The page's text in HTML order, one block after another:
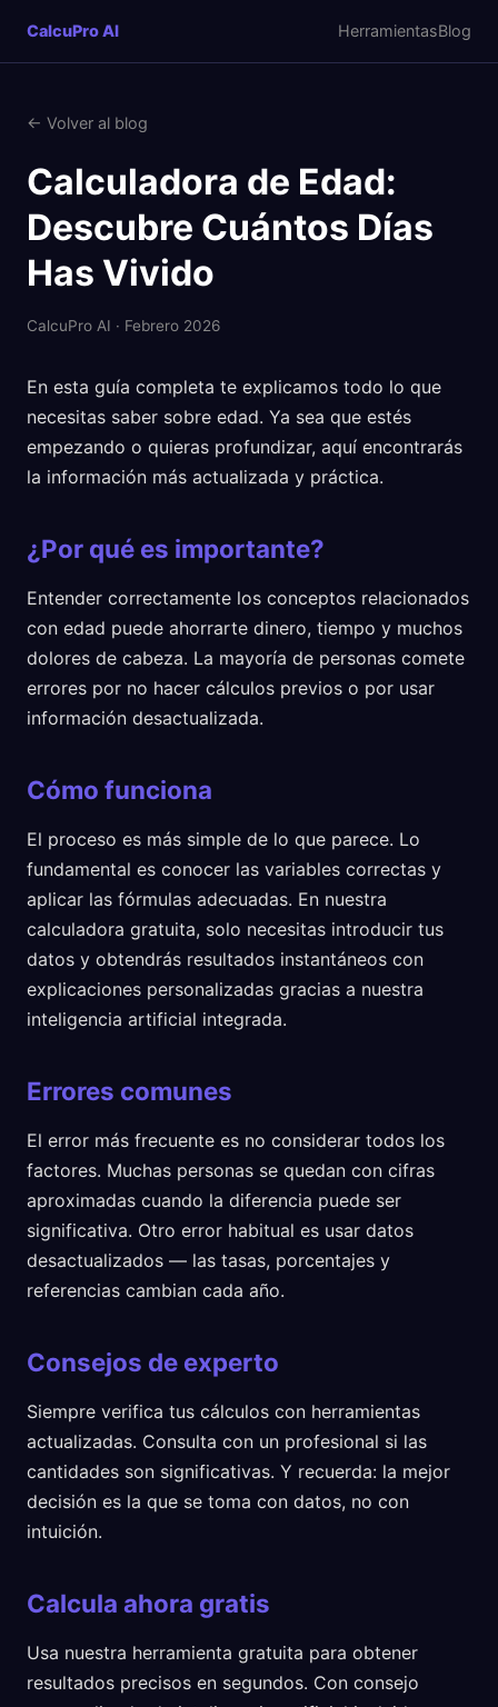
CalcuPro AI HerramientasBlog
← Volver al blog
Calculadora de Edad:
Descubre Cuántos Días
Has Vivido
CalcuPro AI · Febrero 2026
En esta guía completa te explicamos todo lo que
necesitas saber sobre edad. Ya sea que estés
empezando o quieras profundizar, aquí encontrarás
la información más actualizada y práctica.
¿Por qué es importante?
Entender correctamente los conceptos relacionados
con edad puede ahorrarte dinero, tiempo y muchos
dolores de cabeza. La mayoría de personas comete
errores por no hacer cálculos previos o por usar
información desactualizada.
Cómo funciona
El proceso es más simple de lo que parece. Lo
fundamental es conocer las variables correctas y
aplicar las fórmulas adecuadas. En nuestra
calculadora gratuita, solo necesitas introducir tus
datos y obtendrás resultados instantáneos con
explicaciones personalizadas gracias a nuestra
inteligencia artificial integrada.
Errores comunes
El error más frecuente es no considerar todos los
factores. Muchas personas se quedan con cifras
aproximadas cuando la diferencia puede ser
significativa. Otro error habitual es usar datos
desactualizados — las tasas, porcentajes y
referencias cambian cada año.
Consejos de experto
Siempre verifica tus cálculos con herramientas
actualizadas. Consulta con un profesional si las
cantidades son significativas. Y recuerda: la mejor
decisión es la que se toma con datos, no con
intuición.
Calcula ahora gratis
Usa nuestra herramienta gratuita para obtener
resultados precisos en segundos. Con consejo